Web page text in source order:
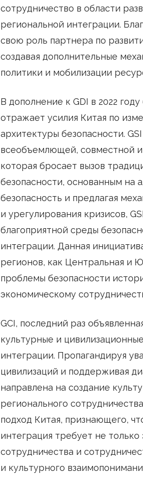
сотрудничество в области
региональной интеграции.
свою роль партнера по
создавая дополнительные
политики и мобилизации
В дополнение к GDI в 2022
отражает усилия Китая по
архитектуры безопасности.
всеобъемлющей, совместной и
которая бросает вызов
безопасности, основанным на
безопасность и предлагая
и урегулирования кризисов,
благоприятной среды
интеграции. Данная
регионов, как Центральная и
проблемы безопасности
экономическому
GCI, последний раз
культурные и
интеграции. Пропагандируя
цивилизаций и поддерживая
направлена на создание
регионального
подход Китая, признающего,
интеграция требует не только
сотрудничества и
и культурного